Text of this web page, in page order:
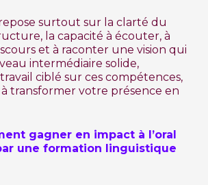
repose surtout sur la clarté du
la capacité à écouter, à
et à raconter une vision qui
intermédiaire solide,
ciblé sur ces compétences,
transformer votre présence en
gagner en impact à l’oral
une formation linguistique